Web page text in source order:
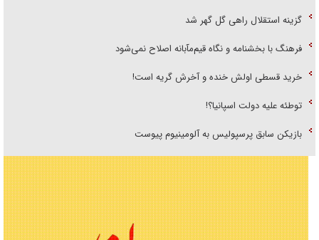
گزینه استقلال راهی گل گهر شد
فرهنگ با بخشنامه و نگاه قیم‌مآبانه اصلاح نمی‌شود
خرید قسطی اولش خنده و آخرش گریه است!
توطئه علیه دولت اسپانیا؟!
بازیکن سابق پرسپولیس به آلومینیوم پیوست